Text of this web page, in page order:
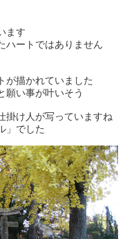
ます
ハートではありません
が描かれていました
願い事が叶いそう
け人が写っていますね
」でした